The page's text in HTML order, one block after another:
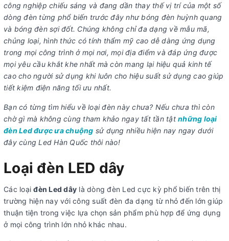
công nghiệp chiếu sáng và đang dần thay thế vị trí của một số
dòng đèn từng phổ biến trước đây như bóng đèn huỳnh quang
và bóng đèn sợi đốt. Chúng không chỉ đa dạng về mẫu mã,
chủng loại, hình thức có tính thẩm mỹ cao dễ dàng ứng dụng
trong mọi công trình ở mọi nơi, mọi địa điểm và đáp ứng được
mọi yêu cầu khắt khe nhất mà còn mang lại hiệu quả kinh tế
cao cho người sử dụng khi luôn cho hiệu suất sử dụng cao giúp
tiết kiệm điện năng tối ưu nhất.
Bạn có từng tìm hiểu về loại đèn này chưa? Nếu chưa thì còn
chờ gì mà không cùng tham khảo ngay tất tần tật những loại
đèn Led được ưa chuộng sử dụng nhiều hiện nay ngay dưới
đây cùng Led Hàn Quốc thôi nào!
Loại đèn LED dây
Các loạiđèn Led dây là dòng đèn Led cực kỳ phổ biến trên thị
trường hiện nay với công suất đèn đa dạng từ nhỏ đến lớn giúp
thuận tiện trong việc lựa chọn sản phẩm phù hợp để ứng dụng
ở mọi công trình lớn nhỏ khác nhau.